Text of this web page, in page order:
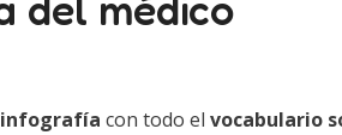
infografía con todo el vocabulario